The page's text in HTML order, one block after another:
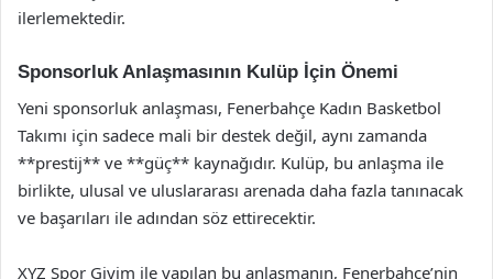
ilerlemektedir.
Sponsorluk Anlaşmasının Kulüp İçin Önemi
Yeni sponsorluk anlaşması, Fenerbahçe Kadın Basketbol
Takımı için sadece mali bir destek değil, aynı zamanda
**prestij** ve **güç** kaynağıdır. Kulüp, bu anlaşma ile
birlikte, ulusal ve uluslararası arenada daha fazla tanınacak
ve başarıları ile adından söz ettirecektir.
XYZ Spor Giyim ile yapılan bu anlaşmanın, Fenerbahçe’nin